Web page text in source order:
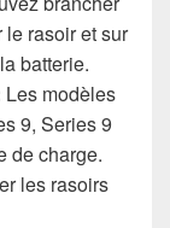
rasoir et sur
batterie.
Les modèles
9, Series 9
de charge.
les rasoirs